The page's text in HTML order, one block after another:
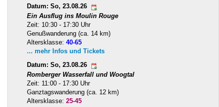
Datum: So, 23.08.26
Ein Ausflug ins Moulin Rouge
Zeit: 10:30 - 17:30 Uhr
Genußwanderung (ca. 14 km)
Altersklasse: 40-65
... mehr Infos und Tickets
Datum: So, 23.08.26
Romberger Wasserfall und Woogtal
Zeit: 11:00 - 17:30 Uhr
Ganztagswanderung (ca. 12 km)
Altersklasse: 25-45